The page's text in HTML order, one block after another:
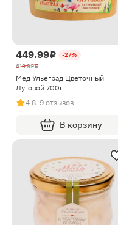
449.99 ₽
-27%
619.99 ₽
Мед Ульеград Цветочный
Луговой 700г
4.8· 9 отзывов
В корзину